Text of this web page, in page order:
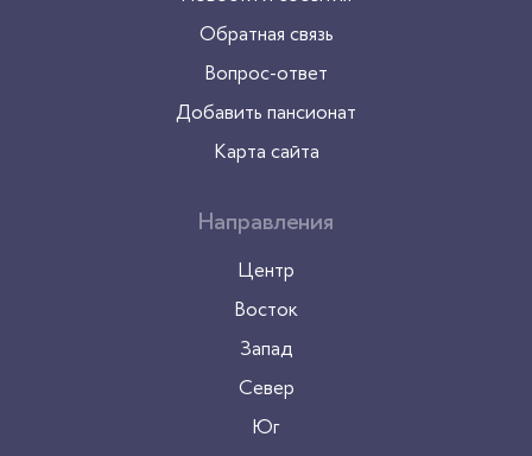
Обратная связь
Вопрос-ответ
Добавить пансионат
Карта сайта
Направления
Центр
Восток
Запад
Север
Юг